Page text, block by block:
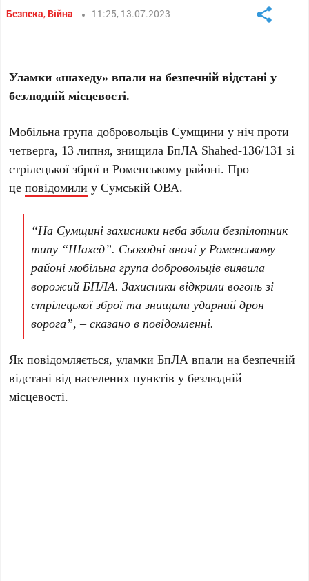
Безпека, Війна 11:25, 13.07.2023
Уламки «шахеду» впали на безпечній відстані у
безлюдній місцевості.
Мобільна група добровольців Сумщини у ніч проти
четверга, 13 липня, знищила БпЛА Shahed-136/131 зі
стрілецької зброї в Роменському районі. Про
цеповідомили у Сумській ОВА.
“На Сумщині захисники неба збили безпілотник
типу “Шахед”. Сьогодні вночі у Роменському
районі мобільна група добровольців виявила
ворожий БПЛА. Захисники відкрили вогонь зі
стрілецької зброї та знищили ударний дрон
ворога”, – сказано в повідомленні.
Як повідомляється, уламки БпЛА впали на безпечній
відстані від населених пунктів у безлюдній
місцевості.